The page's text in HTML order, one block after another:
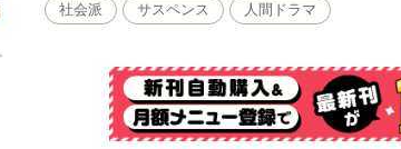
社会派 サスペンス 人間ドラマ